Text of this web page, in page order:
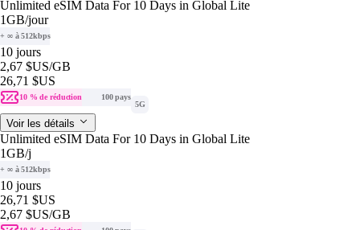
Unlimited eSIM Data For 10 Days in Global Lite
1GB/jour
+ ∞ à 512kbps
10 jours
2,67 $US/GB
26,71 $US
10 % de réduction
100 pays
5G
Voir les détails
Unlimited eSIM Data For 10 Days in Global Lite
1GB/j
+ ∞ à 512kbps
10 jours
26,71 $US
2,67 $US/GB